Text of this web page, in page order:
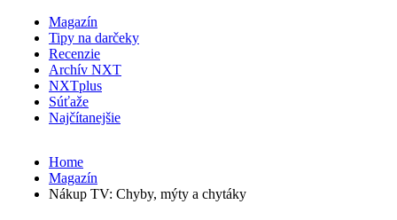
Magazín
Tipy na darčeky
Recenzie
Archív NXT
NXTplus
Súťaže
Najčítanejšie
Home
Magazín
Nákup TV: Chyby, mýty a chytáky